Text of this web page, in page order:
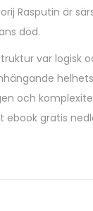
Rasputin är
död.
var
och
gratis